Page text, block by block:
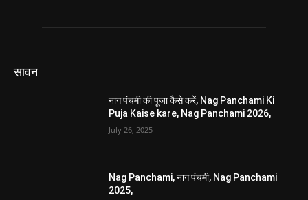
सावन
नाग पंचमी की पूजा कैसे करें, Nag Panchami Ki
Puja Kaise kare, Nag Panchami 2026,
July 26, 2025
Nag Panchami, नाग पंचमी, Nag Panchami
2025,